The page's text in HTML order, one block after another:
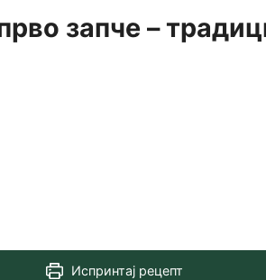
запче –
Испринтај рецепт